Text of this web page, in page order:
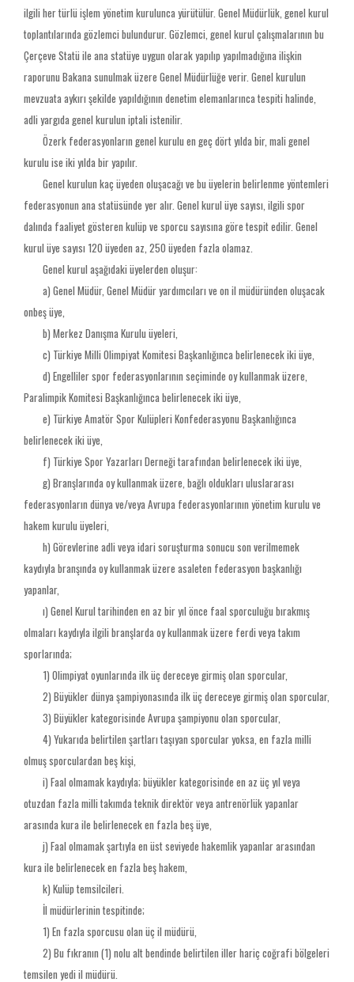
ilgili her türlü işlem yönetim kurulunca yürütülür. Genel Müdürlük, genel kurul
toplantılarında gözlemci bulundurur. Gözlemci, genel kurul çalışmalarının bu
Çerçeve Statü ile ana statüye uygun olarak yapılıp yapılmadığına ilişkin
raporunu Bakana sunulmak üzere Genel Müdürlüğe verir. Genel kurulun
mevzuata aykırı şekilde yapıldığının denetim elemanlarınca tespiti halinde,
adli yargıda genel kurulun iptali istenilir.
Özerk federasyonların genel kurulu en geç dört yılda bir, mali genel
kurulu ise iki yılda bir yapılır.
Genel kurulun kaç üyeden oluşacağı ve bu üyelerin belirlenme yöntemleri
federasyonun ana statüsünde yer alır. Genel kurul üye sayısı, ilgili spor
dalında faaliyet gösteren kulüp ve sporcu sayısına göre tespit edilir. Genel
kurul üye sayısı 120 üyeden az, 250 üyeden fazla olamaz.
Genel kurul aşağıdaki üyelerden oluşur:
a) Genel Müdür, Genel Müdür yardımcıları ve on il müdüründen oluşacak
onbeş üye,
b) Merkez Danışma Kurulu üyeleri,
c) Türkiye Milli Olimpiyat Komitesi Başkanlığınca belirlenecek iki üye,
d) Engelliler spor federasyonlarının seçiminde oy kullanmak üzere,
Paralimpik Komitesi Başkanlığınca belirlenecek iki üye,
e) Türkiye Amatör Spor Kulüpleri Konfederasyonu Başkanlığınca
belirlenecek iki üye,
f) Türkiye Spor Yazarları Derneği tarafından belirlenecek iki üye,
g) Branşlarında oy kullanmak üzere, bağlı oldukları uluslararası
federasyonların dünya ve/veya Avrupa federasyonlarının yönetim kurulu ve
hakem kurulu üyeleri,
h) Görevlerine adli veya idari soruşturma sonucu son verilmemek
kaydıyla branşında oy kullanmak üzere asaleten federasyon başkanlığı
yapanlar,
ı) Genel Kurul tarihinden en az bir yıl önce faal sporculuğu bırakmış
olmaları kaydıyla ilgili branşlarda oy kullanmak üzere ferdi veya takım
sporlarında;
1) Olimpiyat oyunlarında ilk üç dereceye girmiş olan sporcular,
2) Büyükler dünya şampiyonasında ilk üç dereceye girmiş olan sporcular,
3) Büyükler kategorisinde Avrupa şampiyonu olan sporcular,
4) Yukarıda belirtilen şartları taşıyan sporcular yoksa, en fazla milli
olmuş sporculardan beş kişi,
i) Faal olmamak kaydıyla; büyükler kategorisinde en az üç yıl veya
otuzdan fazla milli takımda teknik direktör veya antrenörlük yapanlar
arasında kura ile belirlenecek en fazla beş üye,
j) Faal olmamak şartıyla en üst seviyede hakemlik yapanlar arasından
kura ile belirlenecek en fazla beş hakem,
k) Kulüp temsilcileri.
İl müdürlerinin tespitinde;
1) En fazla sporcusu olan üç il müdürü,
2) Bu fıkranın (1) nolu alt bendinde belirtilen iller hariç coğrafi bölgeleri
temsilen yedi il müdürü.